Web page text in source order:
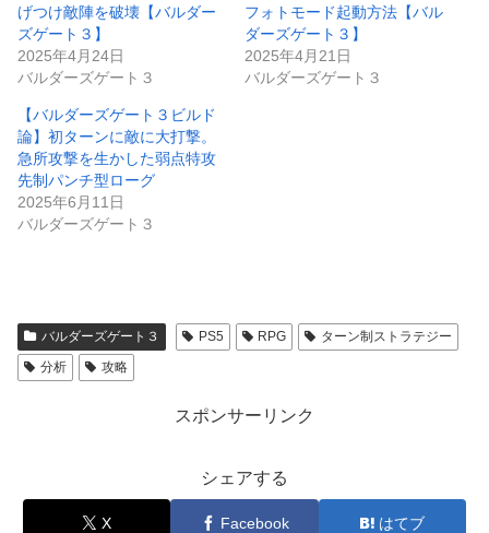
げつけ敵陣を破壊【バルダー
ズゲート３】
2025年4月24日
バルダーズゲート３
フォトモード起動方法【バル
ダーズゲート３】
2025年4月21日
バルダーズゲート３
【バルダーズゲート３ビルド
論】初ターンに敵に大打撃。
急所攻撃を生かした弱点特攻
先制パンチ型ローグ
2025年6月11日
バルダーズゲート３
バルダーズゲート３ PS5 RPG
ターン制ストラテジー
分析
攻略
スポンサーリンク
シェアする
X Facebook はてブ